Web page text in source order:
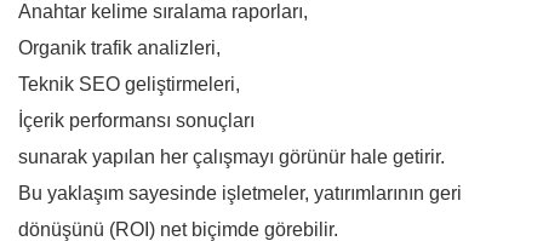
Anahtar kelime sıralama raporları,
Organik trafik analizleri,
Teknik SEO geliştirmeleri,
İçerik performansı sonuçları
sunarak yapılan her çalışmayı görünür hale getirir.
Bu yaklaşım sayesinde işletmeler, yatırımlarının geri
dönüşünü (ROI) net biçimde görebilir.